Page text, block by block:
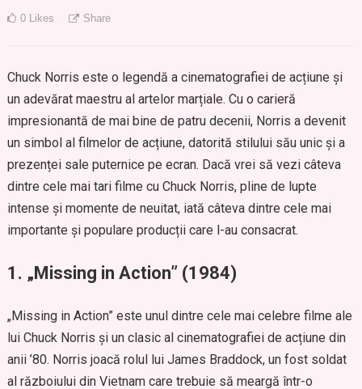
0 Likes Share
Chuck Norris este o legendă a cinematografiei de acțiune și
un adevărat maestru al artelor marțiale. Cu o carieră
impresionantă de mai bine de patru decenii, Norris a devenit
un simbol al filmelor de acțiune, datorită stilului său unic și a
prezenței sale puternice pe ecran. Dacă vrei să vezi câteva
dintre cele mai tari filme cu Chuck Norris, pline de lupte
intense și momente de neuitat, iată câteva dintre cele mai
importante și populare producții care l-au consacrat.
1. „Missing in Action” (1984)
„Missing in Action” este unul dintre cele mai celebre filme ale
lui Chuck Norris și un clasic al cinematografiei de acțiune din
anii ’80. Norris joacă rolul lui James Braddock, un fost soldat
al războiului din Vietnam care trebuie să meargă într-o